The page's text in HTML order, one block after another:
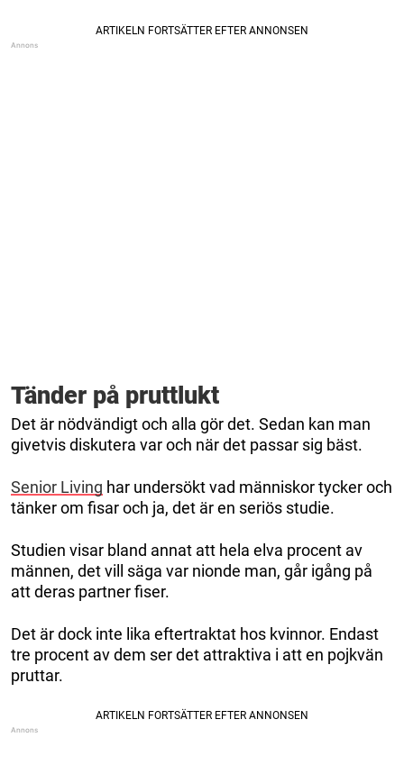
Tänder på pruttlukt
Det är nödvändigt och alla gör det. Sedan kan man
givetvis diskutera var och när det passar sig bäst.
Senior Living har undersökt vad människor tycker och
tänker om fisar och ja, det är en seriös studie.
Studien visar bland annat att hela elva procent av
männen, det vill säga var nionde man, går igång på
att deras partner fiser.
Det är dock inte lika eftertraktat hos kvinnor. Endast
tre procent av dem ser det attraktiva i att en pojkvän
pruttar.